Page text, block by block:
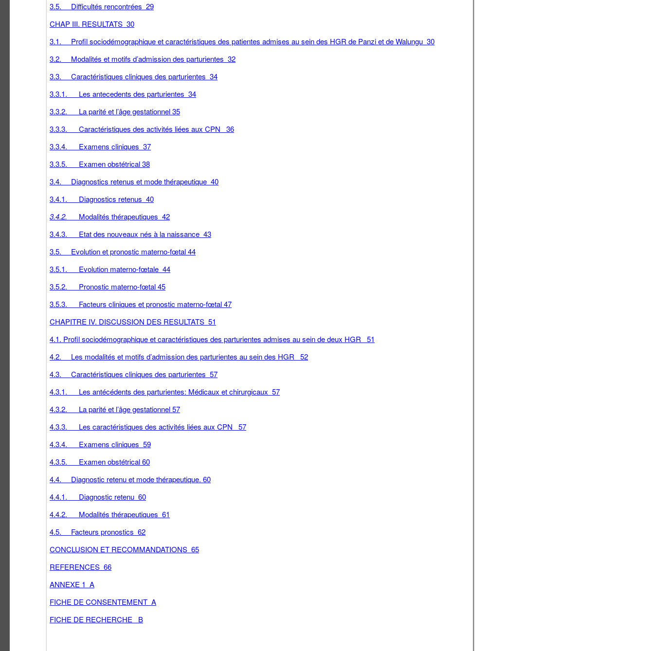
3.5. Difficultés rencontrées 29
CHAP III. RESULTATS 30
3.1. Profil sociodémographique et caractéristiques des patientes admises au sein des HGR de Panzi et de Walungu 30
3.2. Modalités et motifs d’admission des parturientes 32
3.3. Caractéristiques cliniques des parturientes 34
3.3.1. Les antecedents des parturientes 34
3.3.2. La parité et l’âge gestationnel 35
3.3.3. Caractéristiques des activités liées aux CPN 36
3.3.4. Examens cliniques 37
3.3.5. Examen obstétrical 38
3.4. Diagnostics retenus et mode thérapeutique 40
3.4.1. Diagnostics retenus 40
3.4.2. Modalités thérapeutiques 42
3.4.3. Etat des nouveaux nés à la naissance 43
3.5. Evolution et pronostic materno-fœtal 44
3.5.1. Evolution materno-fœtale 44
3.5.2. Pronostic materno-fœtal 45
3.5.3. Facteurs cliniques et pronostic materno-fœtal 47
CHAPITRE IV. DISCUSSION DES RESULTATS 51
4.1. Profil sociodémographique et caractéristiques des parturientes admises au sein de deux HGR 51
4.2. Les modalités et motifs d’admission des parturientes au sein des HGR 52
4.3. Caractéristiques cliniques des parturientes 57
4.3.1. Les antécédents des parturientes: Médicaux et chirurgicaux 57
4.3.2. La parité et l’âge gestationnel 57
4.3.3. Les caractéristiques des activités liées aux CPN 57
4.3.4. Examens cliniques 59
4.3.5. Examen obstétrical 60
4.4. Diagnostic retenu et mode thérapeutique. 60
4.4.1. Diagnostic retenu 60
4.4.2. Modalités thérapeutiques 61
4.5. Facteurs pronostics 62
CONCLUSION ET RECOMMANDATIONS 65
REFERENCES 66
ANNEXE 1 A
FICHE DE CONSENTEMENT A
FICHE DE RECHERCHE B